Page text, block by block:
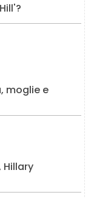
moglie e
Hillary